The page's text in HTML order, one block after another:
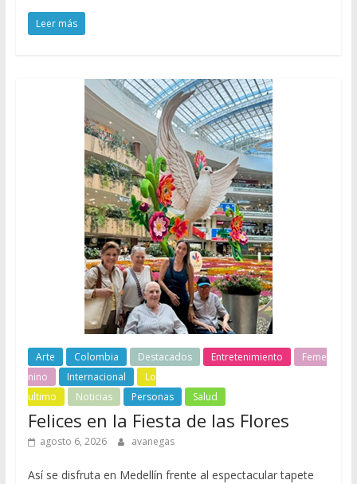
Leer más
Arte Colombia Destacados Entretenimiento
Feme
nino
Internacional
Lo
ultimo
Noticias Personas Salud
Felices en la Fiesta de las Flores
agosto 6, 2026 avanegas
Así se disfruta en Medellín frente al espectacular tapete